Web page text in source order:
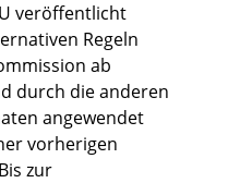
veröffentlicht
Regeln
ab
durch die anderen
angewendet
vorherigen
zur